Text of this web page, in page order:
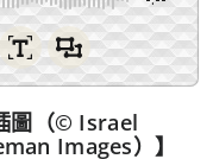
圖（© Israel
Images）】